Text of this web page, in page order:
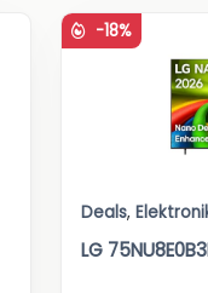
-18%
Deals,
LG